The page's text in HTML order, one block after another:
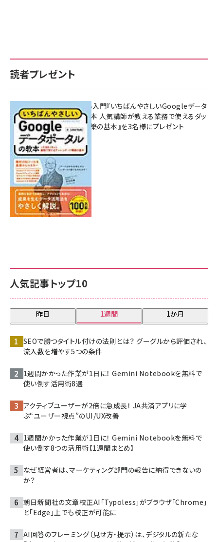
人気記事トップ10
昨日 1週間 1か月
SEOで勝つタイトル付けの法則とは？ グーグルから評価され、
流入数を増やす5つの条件
1週間かかった作業が1日に！ Gemini Notebookを無料で
使い倒す活用術8選
アクティブユーザーが2倍に急成長！ JA共済アプリに学
ぶ“ユーザー視点”のUI/UX改善
1週間かかった作業が1日に！ Gemini Notebookを無料で
使い倒す8つの活用術【1週間まとめ】
なぜ経営者は、マーケティング部門の報告に納得できないの
か？
朝日新聞社の文章校正AI「Typoless」がブラウザ「Chrome」
と「Edge」上でも校正が可能に
AI回答のフレーミング（見せ方・提示）は、デジタルの新たな
読者プレゼント
無料BIツール入門『いちばんやさしいGoogleデータ
ポータルの教本 人気講師が教える業務で使えるダッ
シュボード構築の基本』を3名様にプレゼント
7月31日 10:00